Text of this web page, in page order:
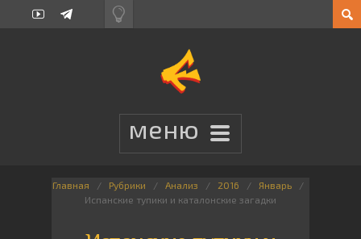
Главная Рубрики Анализ 2016
Январь
Испанские тупики и каталонские загадки